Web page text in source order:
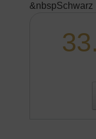
&nbspSchwarz